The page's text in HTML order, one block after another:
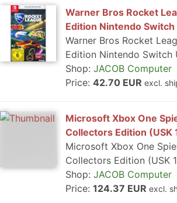
Warner Bros Rocket
Edition Nintendo Switch
Warner Bros Rocket
Edition Nintendo Switch
Shop: JACOB Computer
Price: 42.70 EUR excl.
Microsoft Xbox One
Collectors Edition (USK
Microsoft Xbox One
Collectors Edition (USK
Shop: JACOB Computer
Price: 124.37 EUR excl.